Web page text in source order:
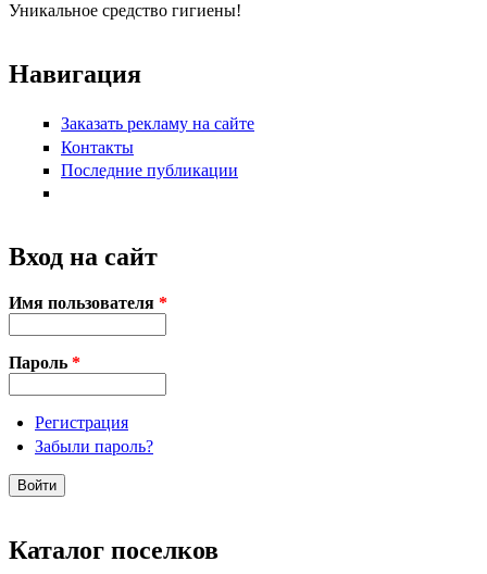
Уникальное средство гигиены!
Навигация
Заказать рекламу на сайте
Контакты
Последние публикации
Вход на сайт
Имя пользователя *
Пароль *
Регистрация
Забыли пароль?
Каталог поселков